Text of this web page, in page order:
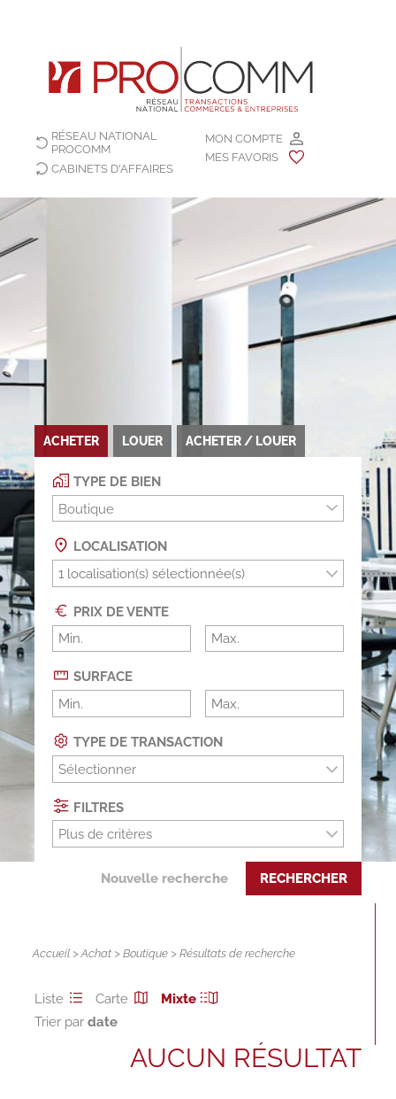
MON COMPTE
MES FAVORIS
RÉSEAU NATIONAL
PROCOMM
CABINETS D'AFFAIRES
ACHETER LOUER ACHETER / LOUER
TYPE DE BIEN
Boutique
LOCALISATION
PRIX DE VENTE
SURFACE
TYPE DE TRANSACTION
Sélectionner
FILTRES
Plus de critères
Nouvelle recherche RECHERCHER
Accueil >Achat >Boutique > Résultats de recherche
Liste Carte
Mixte
Trier par
AUCUN RÉSULTAT